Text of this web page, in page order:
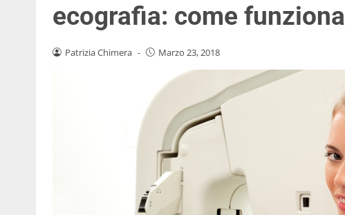
ecografia: come funziona
Patrizia Chimera - Marzo 23, 2018